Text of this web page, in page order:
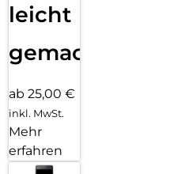
leicht
gemacht!
ab 25,00 €
inkl. MwSt.
Mehr
erfahren